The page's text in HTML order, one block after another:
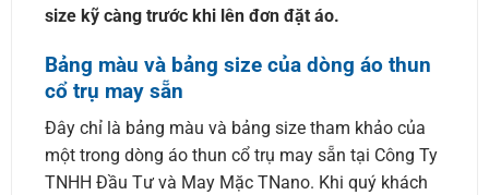
size kỹ càng trước khi lên đơn đặt áo.
Bảng màu và bảng size của dòng áo thun
cổ trụ may sẵn
Đây chỉ là bảng màu và bảng size tham khảo của
một trong dòng áo thun cổ trụ may sẵn tại Công Ty
TNHH Đầu Tư và May Mặc TNano. Khi quý khách